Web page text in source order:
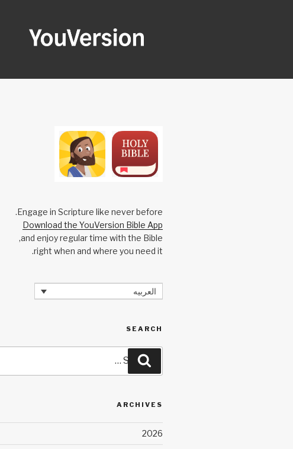
Engage in Scripture like never before.
Download the YouVersion Bible App
and enjoy regular time with the Bible,
right when and where you need it.
العربيه
SEARCH
Search
for:
Search
ARCHIVES
2026